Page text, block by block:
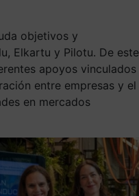
objetivos y
Elkartu y Pilotu. De este
apoyos vinculados
entre empresas y el
en mercados